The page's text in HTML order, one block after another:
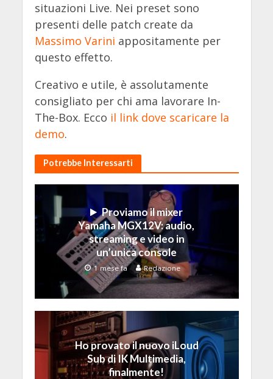
situazioni Live. Nei preset sono
presenti delle patch create da
Massimo Varini appositamente per
questo effetto.
Creativo e utile, è assolutamente
consigliato per chi ama lavorare In-
The-Box. Ecco il link dove scaricare la
demo.
Potrebbe Interessarti
Proviamo il mixer
Yamaha MGX12V: audio,
streaming e video in
un’unica console
1 mese fa Redazione
Ho provato il nuovo iLoud
Sub di IK Multimedia,
finalmente!